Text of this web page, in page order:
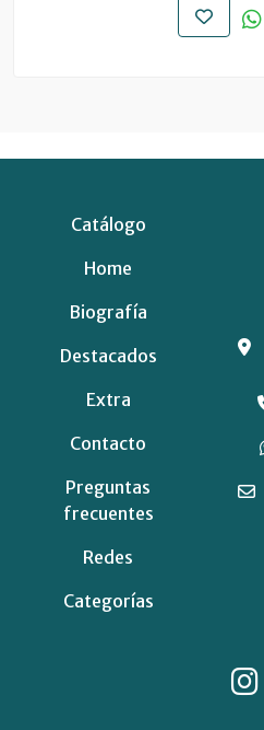
Catálogo
Home
Biografía
Destacados
Extra
Contacto
Preguntas
frecuentes
Redes
Categorías